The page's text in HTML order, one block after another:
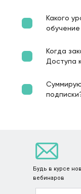
Какого
Когда
Доступа
Будь в курсе
вебинаров